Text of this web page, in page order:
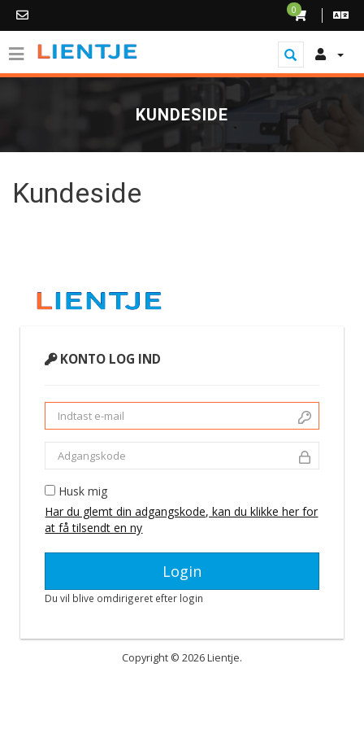
0
KUNDESIDE
Kundeside
KONTO LOG IND
Husk mig
Har du glemt din adgangskode, kan du klikke her for
at få tilsendt en ny
Du vil blive omdirigeret efter login
Copyright © 2026 Lientje.